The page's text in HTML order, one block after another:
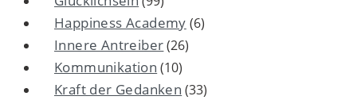
Happiness Academy (6)
Innere Antreiber(26)
Kommunikation (10)
Kraft der Gedanken (33)